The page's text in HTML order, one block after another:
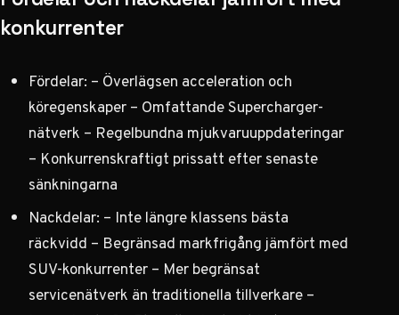
konkurrenter
Fördelar: – Överlägsen acceleration och
köregenskaper – Omfattande Supercharger-
nätverk – Regelbundna mjukvaruuppdateringar
– Konkurrenskraftigt prissatt efter senaste
sänkningarna
Nackdelar: – Inte längre klassens bästa
räckvidd – Begränsad markfrigång jämfört med
SUV-konkurrenter – Mer begränsat
servicenätverk än traditionella tillverkare –